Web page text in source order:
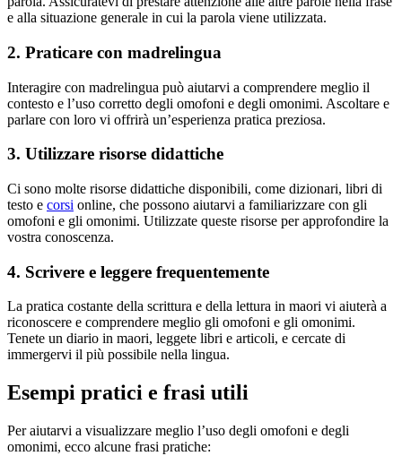
e alla situazione generale in cui la parola viene utilizzata.
2. Praticare con madrelingua
Interagire con madrelingua può aiutarvi a comprendere meglio il
contesto e l’uso corretto degli omofoni e degli omonimi. Ascoltare e
parlare con loro vi offrirà un’esperienza pratica preziosa.
3. Utilizzare risorse didattiche
Ci sono molte risorse didattiche disponibili, come dizionari, libri di
testo e corsi online, che possono aiutarvi a familiarizzare con gli
omofoni e gli omonimi. Utilizzate queste risorse per approfondire la
vostra conoscenza.
4. Scrivere e leggere frequentemente
La pratica costante della scrittura e della lettura in maori vi aiuterà a
riconoscere e comprendere meglio gli omofoni e gli omonimi.
Tenete un diario in maori, leggete libri e articoli, e cercate di
immergervi il più possibile nella lingua.
Esempi pratici e frasi utili
Per aiutarvi a visualizzare meglio l’uso degli omofoni e degli
omonimi, ecco alcune frasi pratiche: